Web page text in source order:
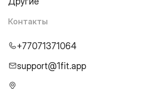
Контакты
+77071371064
support@1fit.app